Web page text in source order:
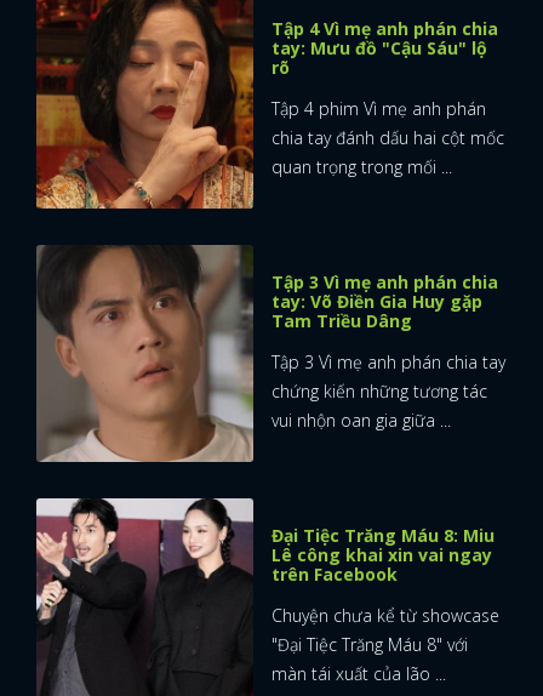
Tập 4 Vì mẹ anh phán chia
tay: Mưu đồ "Cậu Sáu" lộ
rõ
Tập 4 phim Vì mẹ anh phán
chia tay đánh dấu hai cột mốc
quan trọng trong mối ...
Tập 3 Vì mẹ anh phán chia
tay: Võ Điền Gia Huy gặp
Tam Triều Dâng
Tập 3 Vì mẹ anh phán chia tay
chứng kiến những tương tác
vui nhộn oan gia giữa ...
Đại Tiệc Trăng Máu 8: Miu
Lê công khai xin vai ngay
trên Facebook
Chuyện chưa kể từ showcase
"Đại Tiệc Trăng Máu 8" với
màn tái xuất của lão ...